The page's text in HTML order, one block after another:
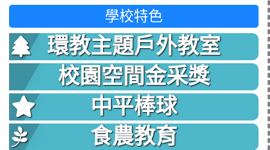
學校特色
環教主題戶外教室
校園空間金采獎
中平棒球
食農教育